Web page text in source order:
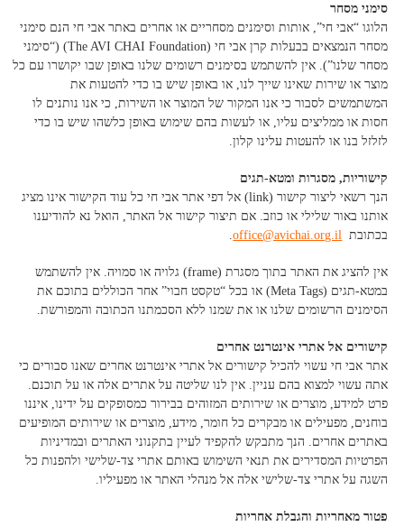
סימני מסחר
הלוגו “אבי חי”, אותות וסימנים מסחריים או אחרים באתר אבי חי הנם סימני
מסחר הנמצאים בבעלות קרן אבי חי (The AVI CHAI Foundation) (“סימני
מסחר שלנו”). אין להשתמש בסימנים רשומים שלנו באופן שבו יקושרו עם כל
מוצר או שירות שאינו שייך לנו, או באופן שיש בו כדי להטעות את
המשתמשים לסבור כי אנו המקור של המוצר או השירות, כי אנו נותנים לו
חסות או ממליצים עליו, או לעשות בהם שימוש באופן כלשהו שיש בו כדי
לזלזל בנו או להעטות עלינו קלון.
קישוריות, מסגרות ומטא-תגים
הנך רשאי ליצור קישור (link) אל דפי אתר אבי חי כל עוד הקישור אינו מציג
אותנו באור שלילי או כוזב. אם תיצור קישור אל האתר, הואל נא להודיענו
בכתובת office@avichai.org.il
.
אין להציג את האתר בתוך מסגרת (frame) גלויה או סמויה. אין להשתמש
במטא-תגים (Meta Tags) או בכל “טקסט חבוי” אחר הכוללים בתוכם את
הסימנים הרשומים שלנו או את שמנו ללא הסכמתנו הכתובה והמפורשת.
קישורים אל אתרי אינטרנט אחרים
אתר אבי חי עשוי להכיל קישורים אל אתרי אינטרנט אחרים שאנו סבורים כי
אתה עשוי למצוא בהם עניין. אין לנו שליטה על אתרים אלה או על תוכנם.
פרט למידע, מוצרים או שירותים המזוהים בבירור כמסופקים על ידינו, איננו
בוחנים, מפעילים או מבקרים כל חומר, מידע, מוצרים או שירותים המופיעים
באתרים אחרים. הנך מתבקש להקפיד לעיין בתקנוני האתרים ובמדיניות
הפרטיות המסדירים את תנאי השימוש באותם אתרי צד-שלישי ולהפנות כל
השגה על אתרי צד-שלישי אלה אל מנהלי האתר או מפעיליו.
פטור מאחריות והגבלת אחריות